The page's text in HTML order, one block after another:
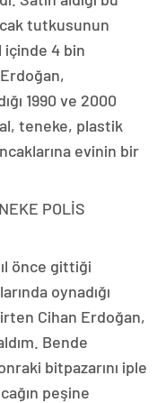
tutkusunun
içinde 4 bin
1990 ve 2000
teneke, plastik
evinin bir
POLİS
önce gittiği
oynadığı
Cihan Erdoğan,
Bende
bitpazarını iple
peşine